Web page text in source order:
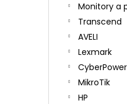
Monitory a
Transcend
AVELI
Lexmark
CyberPower
MikroTik
HP